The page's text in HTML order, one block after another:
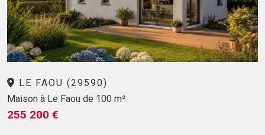
LE FAOU (29590)
Maison à Le Faou de 100 m²
255 200 €